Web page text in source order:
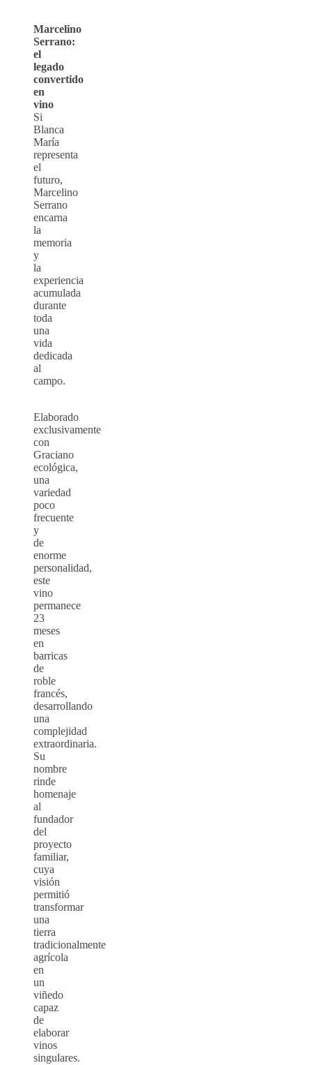
Marcelino
Serrano:
el
legado
convertido
en
vino
Si
Blanca
María
representa
el
futuro,
Marcelino
Serrano
encarna
la
memoria
y
la
experiencia
acumulada
durante
toda
una
vida
dedicada
al
campo.
Elaborado
exclusivamente
con
Graciano
ecológica,
una
variedad
poco
frecuente
y
de
enorme
personalidad,
este
vino
permanece
23
meses
en
barricas
de
roble
francés,
desarrollando
una
complejidad
extraordinaria.
Su
nombre
rinde
homenaje
al
fundador
del
proyecto
familiar,
cuya
visión
permitió
transformar
una
tierra
tradicionalmente
agrícola
en
un
viñedo
capaz
de
elaborar
vinos
singulares.